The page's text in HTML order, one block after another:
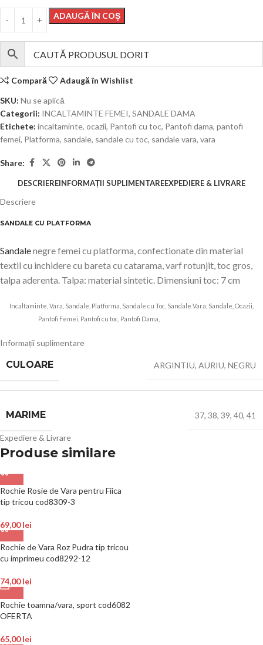
ADAUGĂ ÎN COȘ
Compară
Adaugă în Wishlist
SKU: Nu se aplică
Categorii: INCALTAMINTE FEMEI, SANDALE DAMA
Etichete: incaltaminte, ocazii, Pantofi cu toc, Pantofi dama, pantofi
femei, Platforma, sandale, sandale cu toc, sandale vara, vara
Share:
DESCRIEREINFORMAȚII SUPLIMENTAREEXPEDIERE & LIVRARE
Descriere
SANDALE CU PLATFORMA
Sandalenegre femei cu platforma, confectionate din material
textil cu inchidere cu bareta cu catarama, varf rotunjit, toc gros,
talpa aderenta. Talpa: material sintetic. Dimensiuni toc: 7 cm
Incaltaminte, Vara, Sandale, Platforma, Sandale cu Toc, Sandale Vara, Sandale, Ocazii,
Pantofi Femei, Pantofi cu toc, Pantofi Dama,
Informații suplimentare
CULOARE ARGINTIU, AURIU, NEGRU
MARIME 37, 38, 39, 40, 41
Expediere & Livrare
Produse similare
Rochie Rosie de Vara pentru Fiica
tip tricou cod8309-3
69,00lei
Rochie de Vara Roz Pudra tip tricou
cu imprimeu cod8292-12
74,00lei
Rochie toamna/vara, sport cod6082
OFERTA
65,00lei